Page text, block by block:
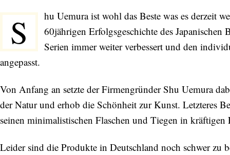
S
hu Uemura ist wohl das Beste was es derzeit
60jährigen Erfolgsgeschichte des
Serien immer weiter verbessert und den
angepasst.
Von Anfang an setzte der Firmengründer Shu Uemura
der Natur und erhob die Schönheit zur Kunst. Letzteres
seinen minimalistischen Flaschen und Tiegen in kräftigen
Leider sind die Produkte in Deutschland noch schwer zu